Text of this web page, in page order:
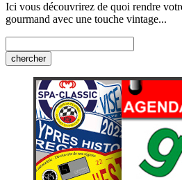
Ici vous découvrirez de quoi rendre
gourmand avec une touche vintage...